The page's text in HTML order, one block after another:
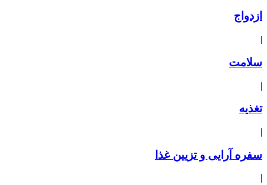
ازدواج
|
سلامت
|
تغذیه
|
سفره آرایی و تزیین غذا
|